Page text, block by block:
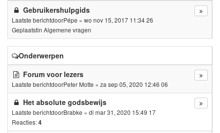
Gebruikershulpgids
Laatste berichtdoorPépe « wo nov 15, 2017 11:34 26
Geplaatstin Algemene vragen
Onderwerpen
Forum voor lezers
Laatste berichtdoorPeter Motte « za sep 05, 2020 12:46 06
Het absolute godsbewijs
Laatste berichtdoorBrabke « di mar 31, 2020 15:49 17
Reacties:4